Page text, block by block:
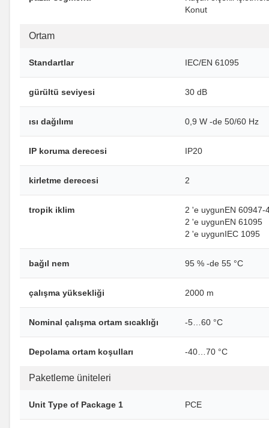
Konut
Ortam
Standartlar IEC/EN 61095
gürültü seviyesi 30 dB
ısı dağılımı 0,9 W -de 50/60 Hz
IP koruma derecesi IP20
kirletme derecesi 2
tropik iklim
2 'e uygunEN 60947-
2 'e uygunEN 61095
2 'e uygunIEC 1095
bağıl nem 95 % -de 55 °C
çalışma yüksekliği 2000 m
Nominal çalışma ortam sıcaklığı -5…60 °C
Depolama ortam koşulları -40…70 °C
Paketleme üniteleri
Unit Type of Package 1 PCE